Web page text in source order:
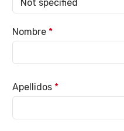
Nombre *
Apellidos *